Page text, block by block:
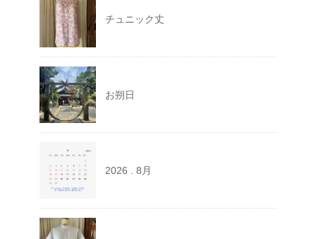
チュニック丈
お朔日
2026 . 8月